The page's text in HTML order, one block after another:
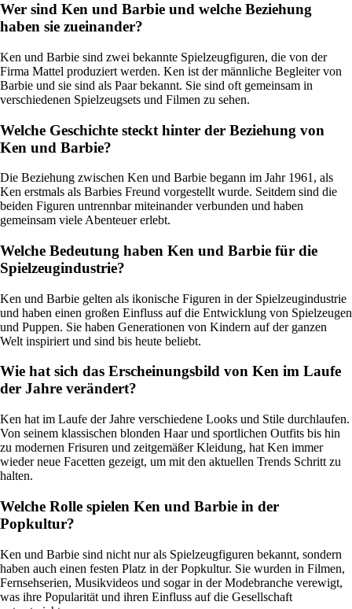
Wer sind Ken und Barbie und welche Beziehung
haben sie zueinander?
Ken und Barbie sind zwei bekannte Spielzeugfiguren, die von der
Firma Mattel produziert werden. Ken ist der männliche Begleiter von
Barbie und sie sind als Paar bekannt. Sie sind oft gemeinsam in
verschiedenen Spielzeugsets und Filmen zu sehen.
Welche Geschichte steckt hinter der Beziehung von
Ken und Barbie?
Die Beziehung zwischen Ken und Barbie begann im Jahr 1961, als
Ken erstmals als Barbies Freund vorgestellt wurde. Seitdem sind die
beiden Figuren untrennbar miteinander verbunden und haben
gemeinsam viele Abenteuer erlebt.
Welche Bedeutung haben Ken und Barbie für die
Spielzeugindustrie?
Ken und Barbie gelten als ikonische Figuren in der Spielzeugindustrie
und haben einen großen Einfluss auf die Entwicklung von Spielzeugen
und Puppen. Sie haben Generationen von Kindern auf der ganzen
Welt inspiriert und sind bis heute beliebt.
Wie hat sich das Erscheinungsbild von Ken im Laufe
der Jahre verändert?
Ken hat im Laufe der Jahre verschiedene Looks und Stile durchlaufen.
Von seinem klassischen blonden Haar und sportlichen Outfits bis hin
zu modernen Frisuren und zeitgemäßer Kleidung, hat Ken immer
wieder neue Facetten gezeigt, um mit den aktuellen Trends Schritt zu
halten.
Welche Rolle spielen Ken und Barbie in der
Popkultur?
Ken und Barbie sind nicht nur als Spielzeugfiguren bekannt, sondern
haben auch einen festen Platz in der Popkultur. Sie wurden in Filmen,
Fernsehserien, Musikvideos und sogar in der Modebranche verewigt,
was ihre Popularität und ihren Einfluss auf die Gesellschaft